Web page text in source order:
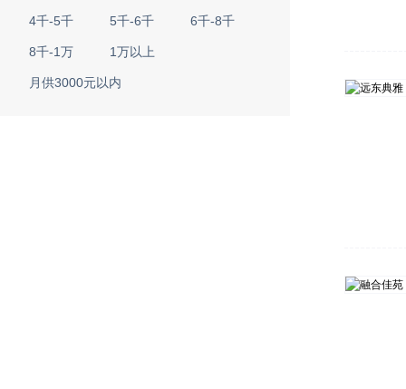
4千-5千 5千-6千 6千-8千
8千-1万 1万以上
月供3000元以内